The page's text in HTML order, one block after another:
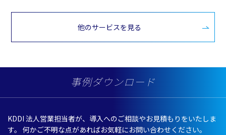
他のサービスを見る
事例ダウンロード
KDDI 法人営業担当者が、導入へのご相談やお見積もりをいたしま
す。 何かご不明な点があればお気軽にお問い合わせください。